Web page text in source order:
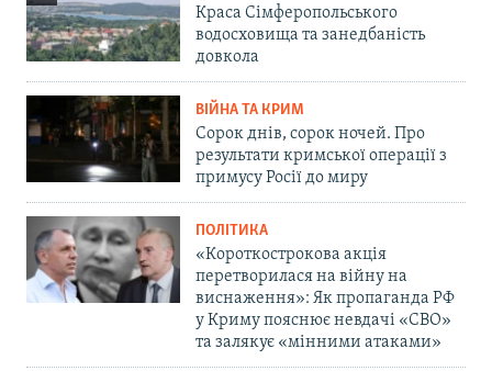
Краса Сімферопольського
водосховища та занедбаність
довкола
ВІЙНА ТА КРИМ
Сорок днів, сорок ночей. Про
результати кримської операції з
примусу Росії до миру
ПОЛІТИКА
«Короткострокова акція
перетворилася на війну на
виснаження»: Як пропаганда РФ
у Криму пояснює невдачі «СВО»
та залякує «мінними атаками»